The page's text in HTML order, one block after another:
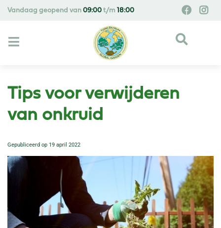
Vandaag geopend van 09:00 t/m 18:00
Tips voor verwijderen
van onkruid
Gepubliceerd op 19 april 2022